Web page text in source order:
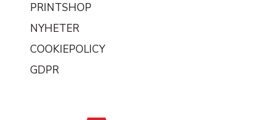
PRINTSHOP
NYHETER
COOKIEPOLICY
GDPR